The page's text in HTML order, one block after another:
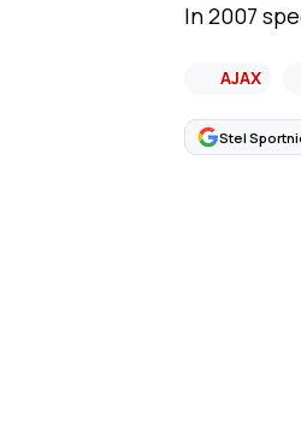
In 2007
AJAX
Stel